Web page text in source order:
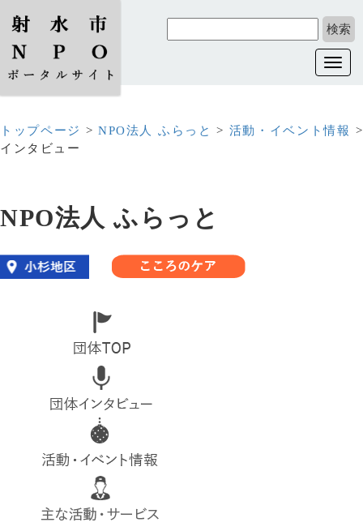
トップページ >NPO法人 ふらっと > 活動・イベント情報 >
インタビュー
NPO法人 ふらっと